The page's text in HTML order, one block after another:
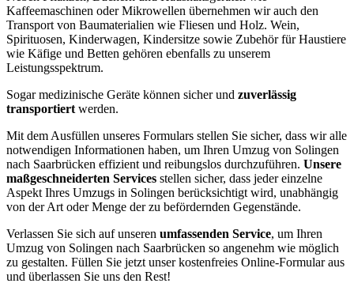
Kaffeemaschinen oder Mikrowellen übernehmen wir auch den
Transport von Baumaterialien wie Fliesen und Holz. Wein,
Spirituosen, Kinderwagen, Kindersitze sowie Zubehör für Haustiere
wie Käfige und Betten gehören ebenfalls zu unserem
Leistungsspektrum.
Sogar medizinische Geräte können sicher und zuverlässig
transportiert werden.
Mit dem Ausfüllen unseres Formulars stellen Sie sicher, dass wir alle
notwendigen Informationen haben, um Ihren Umzug von Solingen
nach Saarbrücken effizient und reibungslos durchzuführen. Unsere
maßgeschneiderten Services stellen sicher, dass jeder einzelne
Aspekt Ihres Umzugs in Solingen berücksichtigt wird, unabhängig
von der Art oder Menge der zu befördernden Gegenstände.
Verlassen Sie sich auf unseren umfassenden Service, um Ihren
Umzug von Solingen nach Saarbrücken so angenehm wie möglich
zu gestalten. Füllen Sie jetzt unser kostenfreies Online-Formular aus
und überlassen Sie uns den Rest!